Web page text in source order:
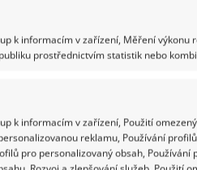
k informacím v zařízení, Měření výkonu
prostřednictvím statistik nebo
k informacím v zařízení, Použití
reklamu, Používání
pro personalizovaný obsah, Používání
preferencím. Například
dokonce i ostrůvek, který